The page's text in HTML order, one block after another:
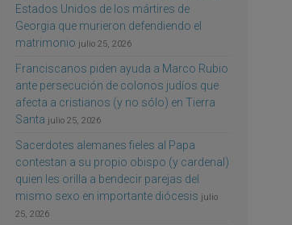
Estados Unidos de los mártires de
Georgia que murieron defendiendo el
matrimonio julio 25, 2026
Franciscanos piden ayuda a Marco Rubio
ante persecución de colonos judíos que
afecta a cristianos (y no sólo) en Tierra
Santa julio 25, 2026
Sacerdotes alemanes fieles al Papa
contestan a su propio obispo (y cardenal)
quien les orilla a bendecir parejas del
mismo sexo en importante diócesis julio
25, 2026